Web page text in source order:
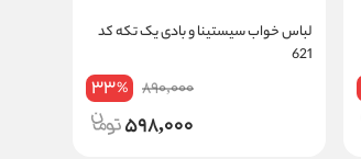
لباس خواب سیستینا و بادی یک تکه کد
621
890,000
33%
598,000